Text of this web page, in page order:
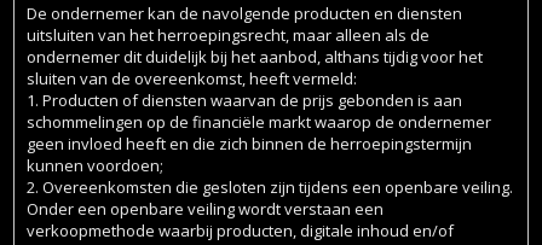
De ondernemer kan de navolgende producten en diensten
uitsluiten van het herroepingsrecht, maar alleen als de
ondernemer dit duidelijk bij het aanbod, althans tijdig voor het
sluiten van de overeenkomst, heeft vermeld:
1. Producten of diensten waarvan de prijs gebonden is aan
schommelingen op de financiële markt waarop de ondernemer
geen invloed heeft en die zich binnen de herroepingstermijn
kunnen voordoen;
2. Overeenkomsten die gesloten zijn tijdens een openbare veiling.
Onder een openbare veiling wordt verstaan een
verkoopmethode waarbij producten, digitale inhoud en/of